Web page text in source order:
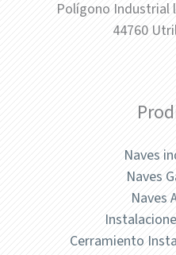
Polígono Industrial
44760
Naves
Naves
Naves
Cerramiento